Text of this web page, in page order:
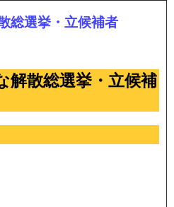
総選挙・立候補者
解散総選挙・立候補